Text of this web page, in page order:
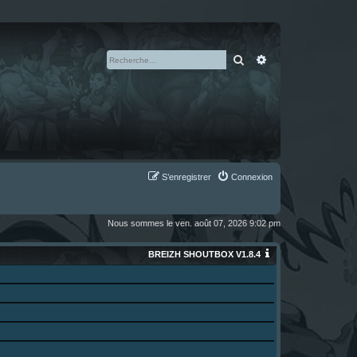
Rechercher
Connexion
S’enregistrer
Nous sommes le ven. août 07, 2026 9:02 pm
BREIZH SHOUTBOX V1.8.4